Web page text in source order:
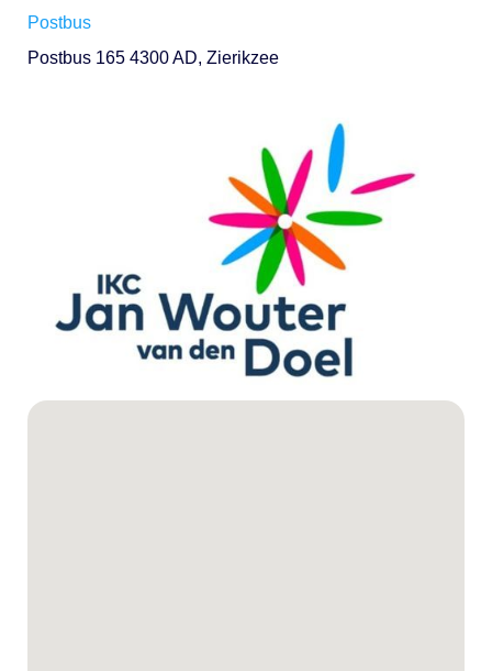
Postbus
Postbus 165 4300 AD, Zierikzee